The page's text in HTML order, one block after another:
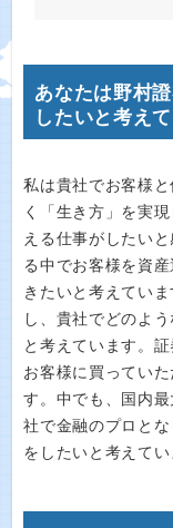
あなたは野村
したいと考え
私は貴社でお客様
く「生き方」を実
える仕事がしたい
る中でお客様を資
きたいと考えてい
し、貴社でどのよ
と考えています。
お客様に買ってい
す。中でも、国内
社で金融のプロと
をしたいと考えてい